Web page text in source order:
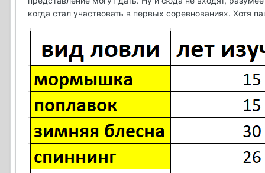
когда стал участвовать в первых соревнованиях. Хотя